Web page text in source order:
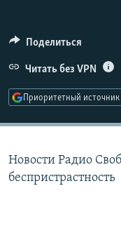
ПОДПИШИТЕСЬ НА
СОЦИАЛЬНЫЕ СЕТИ
Поделиться
Читать без VPN
Приоритетный
Новости Радио
беспристрастность